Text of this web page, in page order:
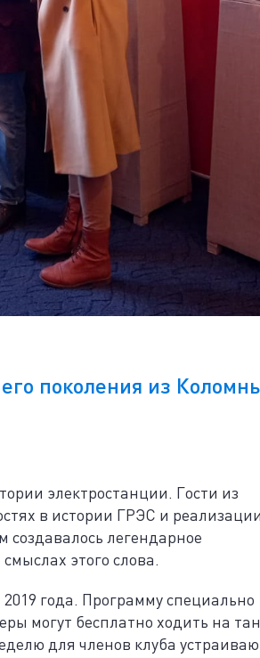
поколения из
электростанции. Гости из
в истории ГРЭС и
легендарное
этого слова.
года. Программу специально
могут бесплатно ходить на
для членов клуба